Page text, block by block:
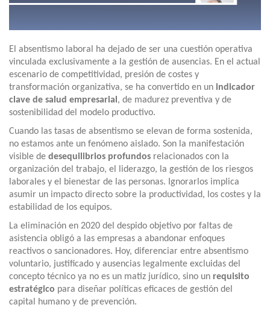
El absentismo laboral ha dejado de ser una cuestión operativa
vinculada exclusivamente a la gestión de ausencias. En el actual
escenario de competitividad, presión de costes y
transformación organizativa, se ha convertido en un indicador
clave de salud empresarial , de madurez preventiva y de
sostenibilidad del modelo productivo.
Cuando las tasas de absentismo se elevan de forma sostenida,
no estamos ante un fenómeno aislado. Son la manifestación
visible de desequilibrios profundos relacionados con la
organización del trabajo, el liderazgo, la gestión de los riesgos
laborales y el bienestar de las personas. Ignorarlos implica
asumir un impacto directo sobre la productividad, los costes y la
estabilidad de los equipos.
La eliminación en 2020 del despido objetivo por faltas de
asistencia obligó a las empresas a abandonar enfoques
reactivos o sancionadores. Hoy, diferenciar entre absentismo
voluntario, justificado y ausencias legalmente excluidas del
concepto técnico ya no es un matiz jurídico, sino un requisito
estratégico para diseñar políticas eficaces de gestión del
capital humano y de prevención.